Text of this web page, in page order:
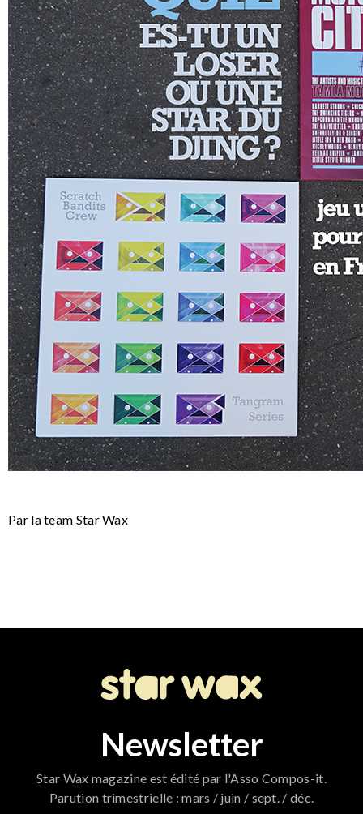
Par la team Star Wax
Newsletter
Star Wax magazine est édité par l'Asso Compos-it.
Parution trimestrielle : mars / juin / sept. / déc.